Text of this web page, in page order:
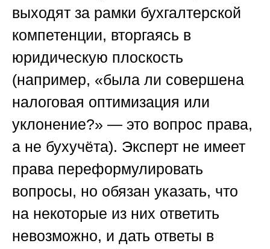
выходят за рамки бухгалтерской
компетенции, вторгаясь в
юридическую плоскость
(например, «была ли совершена
налоговая оптимизация или
уклонение?» — это вопрос права,
а не бухучёта). Эксперт не имеет
права переформулировать
вопросы, но обязан указать, что
на некоторые из них ответить
невозможно, и дать ответы в